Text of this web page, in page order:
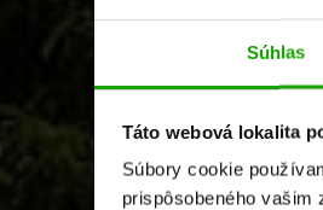
Súhlas
Táto webová lokalita
Súbory cookie
prispôsobeného vašim